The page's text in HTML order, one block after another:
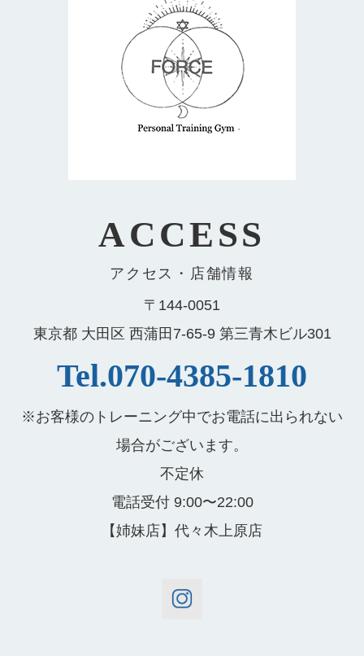
ACCESS
アクセス・店舗情報
〒144-0051
東京都 大田区 西蒲田7-65-9 第三青木ビル301
Tel.070-4385-1810
※お客様のトレーニング中でお電話に出られない
場合がございます。
不定休
電話受付 9:00〜22:00
【姉妹店】代々木上原店